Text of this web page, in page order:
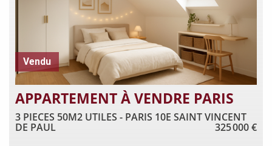
Vendu
APPARTEMENT À VENDRE PARIS
3 PIECES 50M2 UTILES - PARIS 10E SAINT VINCENT
DE PAUL 325 000 €